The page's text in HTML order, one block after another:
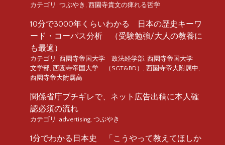
カテゴリ: つぶやき , 西園寺貴文の痺れる哲学
10分で3000年くらいわかる 日本の歴史キーワ
ード・コーパス分析 （受験勉強/大人の教養に
も最適）
カテゴリ: 西園寺帝国大学 政法経学部, 西園寺帝国大学
文学部, 西園寺帝国大学 （SGT&BD） , 西園寺帝大附属中,
西園寺帝大附属高
関係省庁ブチギレで、ネット広告出稿に本人確
認必須の流れ
カテゴリ: advertising, つぶやき
1分でわかる日本史 「こうやって教えてほしか